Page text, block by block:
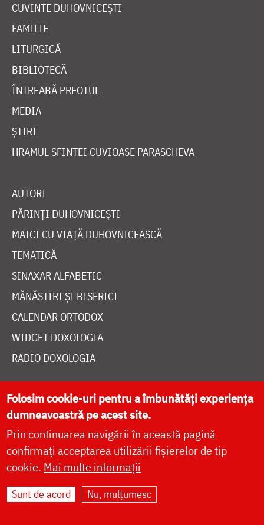
CUVINTE DUHOVNICEȘTI
FAMILIE
LITURGICĂ
BIBLIOTECĂ
ÎNTREABĂ PREOTUL
MEDIA
ȘTIRI
HRAMUL SFINTEI CUVIOASE PARASCHEVA
AUTORI
PĂRINȚI DUHOVNICEȘTI
MAICI CU VIAȚĂ DUHOVNICEASCĂ
TEMATICĂ
SINAXAR ALFABETIC
MĂNĂSTIRI ȘI BISERICI
CALENDAR ORTODOX
WIDGET DOXOLOGIA
RADIO DOXOLOGIA
DESPRE NOI
POLITICA DE COOKIES
DONEAZĂ ONLINE PENTRU CATEDRALA NAȚIONALĂ
Folosim cookie-uri pentru a îmbunătăți experiența
dumneavoastră pe acest site.
Prin continuarea navigării în această pagină
confirmați acceptarea utilizării fișierelor de tip
cookie. Mai multe informații
Sunt de acord Nu, mulțumesc